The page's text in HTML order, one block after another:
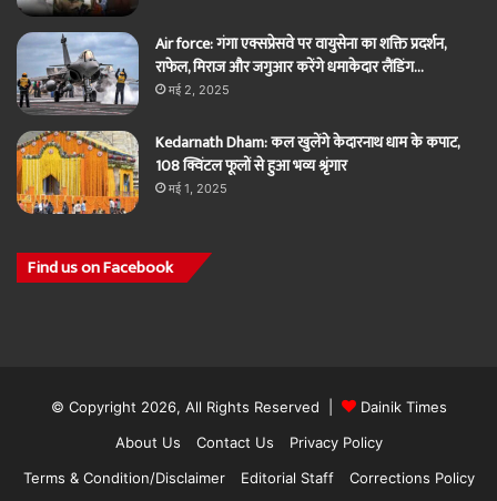
Air force: गंगा एक्सप्रेसवे पर वायुसेना का शक्ति प्रदर्शन,
राफेल, मिराज और जगुआर करेंगे धमाकेदार लैंडिंग…
मई 2, 2025
Kedarnath Dham: कल खुलेंगे केदारनाथ धाम के कपाट,
108 क्विंटल फूलों से हुआ भव्य श्रृंगार
मई 1, 2025
Find us on Facebook
© Copyright 2026, All Rights Reserved |
Dainik Times
About Us
Contact Us
Privacy Policy
Terms & Condition/Disclaimer
Editorial Staff Corrections Policy